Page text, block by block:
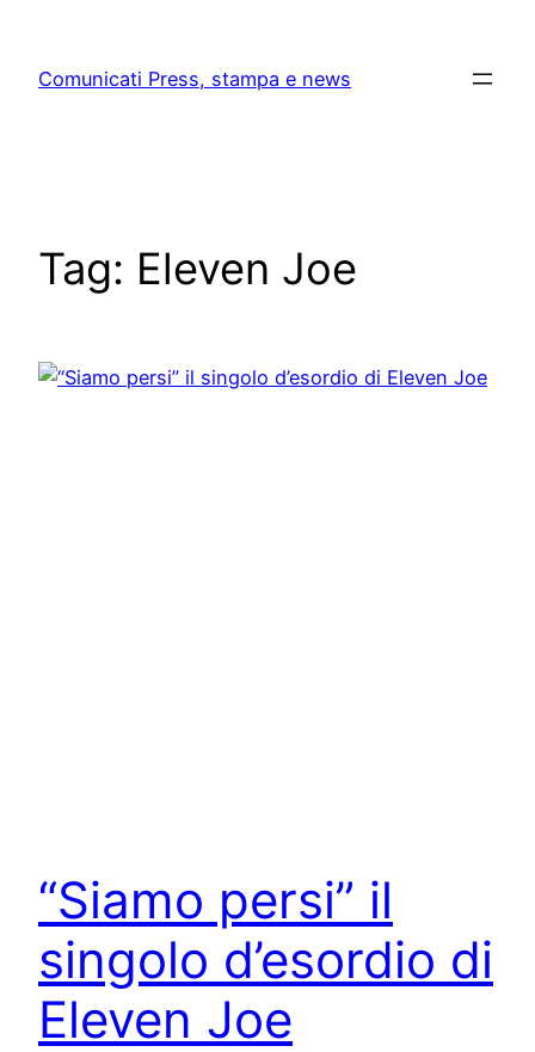
content
Comunicati Press, stampa e news
Tag: Eleven Joe
“Siamo persi” il
singolo d’esordio di
Eleven Joe